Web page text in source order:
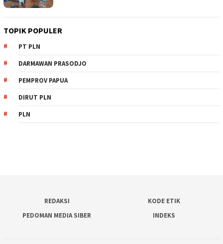
TOPIK POPULER
PT PLN
DARMAWAN PRASODJO
PEMPROV PAPUA
DIRUT PLN
PLN
REDAKSI
KODE ETIK
PEDOMAN MEDIA SIBER
INDEKS